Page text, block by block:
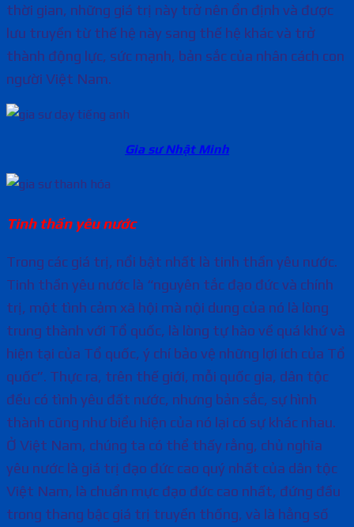
thời gian, những giá trị này trở nên ổn định và được
lưu truyền từ thế hệ này sang thế hệ khác và trở
thành động lực, sức mạnh, bản sắc của nhân cách con
người Việt Nam.
Gia sư Nhật Minh
Tinh thần yêu nước
Trong các giá trị, nổi bật nhất là tinh thần yêu nước.
Tinh thần yêu nước là “nguyên tắc đạo đức và chính
trị, một tình cảm xã hội mà nội dung của nó là lòng
trung thành với Tổ quốc, là lòng tự hào về quá khứ và
hiện tại của Tổ quốc, ý chí bảo vệ những lợi ích của Tổ
quốc”. Thực ra, trên thế giới, mỗi quốc gia, dân tộc
đều có tình yêu đất nước, nhưng bản sắc, sự hình
thành cũng như biểu hiện của nó lại có sự khác nhau.
Ở Việt Nam, chúng ta có thể thấy rằng, chủ nghĩa
yêu nước là giá trị đạo đức cao quý nhất của dân tộc
Việt Nam, là chuẩn mực đạo đức cao nhất, đứng đầu
trong thang bậc giá trị truyền thống, và là hằng số